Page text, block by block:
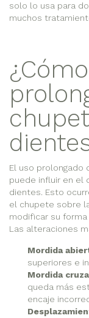
solo lo usa para
muchos
El uso prolongado
puede influir en el
dientes. Esto
el chupete sobre
modificar su
Las alteraciones
Mordida
superiores e
Mordida
queda más
encaje